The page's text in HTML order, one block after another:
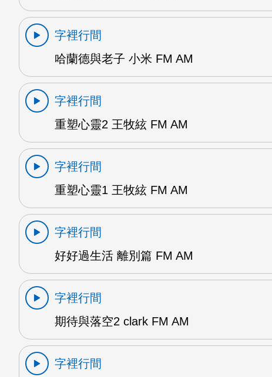
字裡行間
哈蘭德與老子 小米 FM AM
字裡行間
重塑心靈2 王牧絃 FM AM
字裡行間
重塑心靈1 王牧絃 FM AM
字裡行間
好好過生活 離別篇 FM AM
字裡行間
期待與落空2 clark FM AM
字裡行間